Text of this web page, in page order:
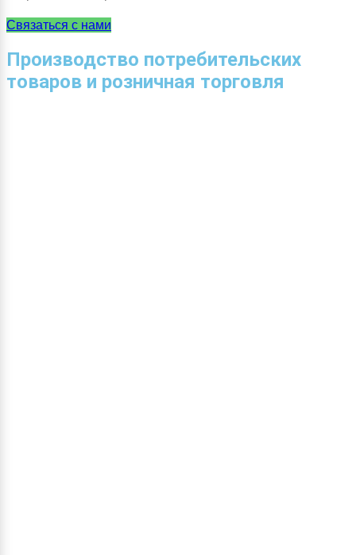
Связаться с нами
Производство потребительских
товаров и розничная торговля